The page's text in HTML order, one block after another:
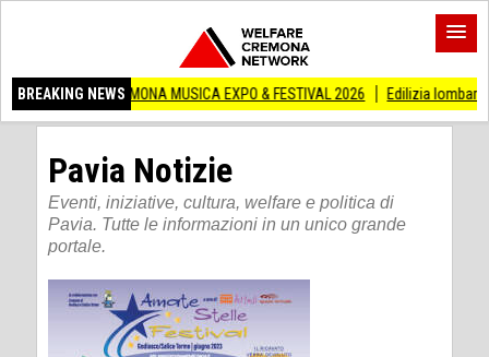
BREAKING NEWS
MUSICA EXPO & FESTIVAL 2026 Edilizia lombarda, CNA: Con
Pavia Notizie
Eventi, iniziative, cultura, welfare e politica di
Pavia. Tutte le informazioni in un unico grande
portale.